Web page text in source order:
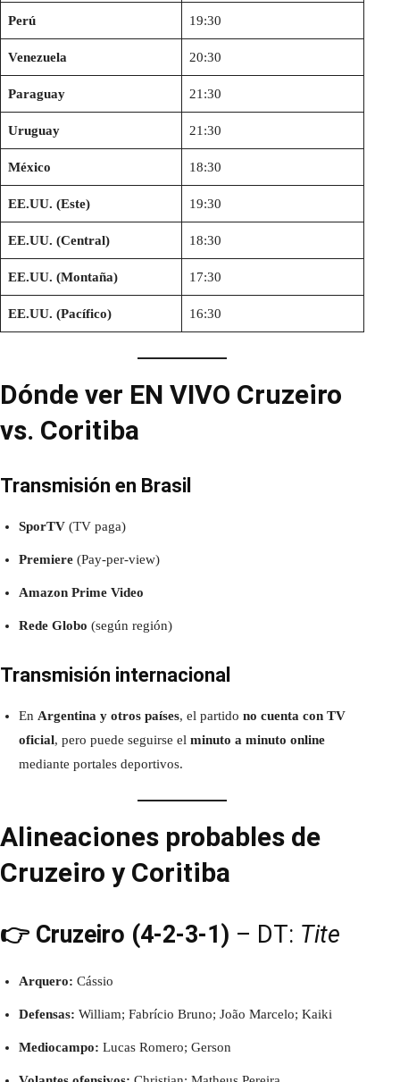
Perú 19:30
Venezuela 20:30
Paraguay 21:30
Uruguay 21:30
México 18:30
EE.UU. (Este) 19:30
EE.UU. (Central) 18:30
EE.UU. (Montaña) 17:30
EE.UU. (Pacífico) 16:30
Dónde ver EN VIVO Cruzeiro
vs. Coritiba
Transmisión en Brasil
SporTV (TV paga)
Premiere (Pay-per-view)
Amazon Prime Video
Rede Globo (según región)
Transmisión internacional
En Argentina y otros países, el partido no cuenta con TV
oficial, pero puede seguirse el minuto a minuto online
mediante portales deportivos.
Alineaciones probables de
Cruzeiro y Coritiba
👉 Cruzeiro (4-2-3-1) – DT: Tite
Arquero: Cássio
Defensas: William; Fabrício Bruno; João Marcelo; Kaiki
Mediocampo: Lucas Romero; Gerson